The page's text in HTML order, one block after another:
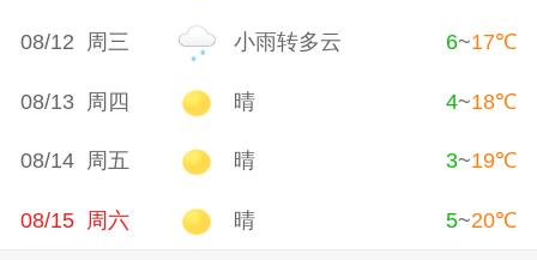
08/12 周三 小雨转多云 6~17℃
08/13 周四 晴 4~18℃
08/14 周五 晴 3~19℃
08/15 周六 晴 5~20℃